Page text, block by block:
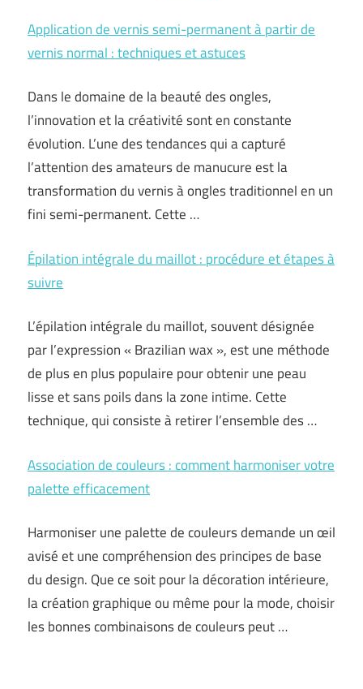
Application de vernis semi-permanent à partir de
vernis normal : techniques et astuces
Dans le domaine de la beauté des ongles,
l’innovation et la créativité sont en constante
évolution. L’une des tendances qui a capturé
l’attention des amateurs de manucure est la
transformation du vernis à ongles traditionnel en un
fini semi-permanent. Cette …
Épilation intégrale du maillot : procédure et étapes à
suivre
L’épilation intégrale du maillot, souvent désignée
par l’expression « Brazilian wax », est une méthode
de plus en plus populaire pour obtenir une peau
lisse et sans poils dans la zone intime. Cette
technique, qui consiste à retirer l’ensemble des …
Association de couleurs : comment harmoniser votre
palette efficacement
Harmoniser une palette de couleurs demande un œil
avisé et une compréhension des principes de base
du design. Que ce soit pour la décoration intérieure,
la création graphique ou même pour la mode, choisir
les bonnes combinaisons de couleurs peut …